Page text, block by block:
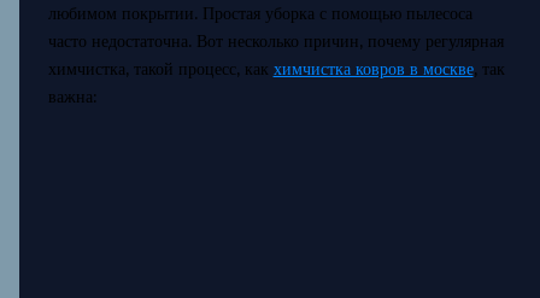
любимом покрытии. Простая уборка с помощью пылесоса
часто недостаточна. Вот несколько причин, почему регулярная
химчистка, такой процесс, как химчистка ковров в москве, так
важна: